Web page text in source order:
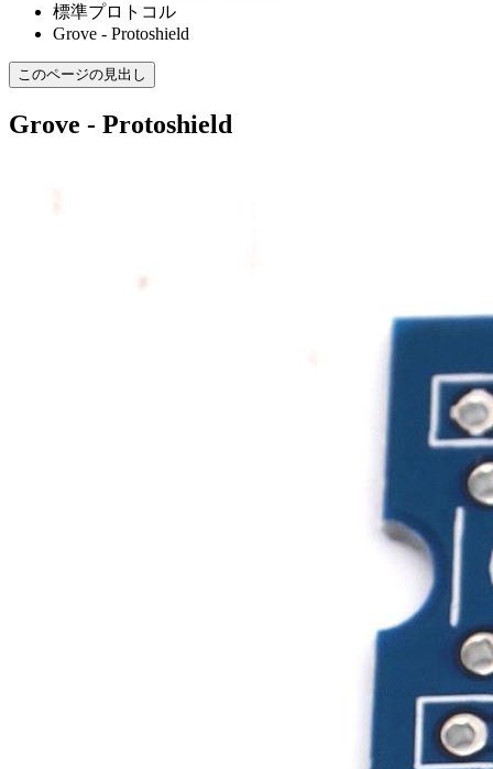
標準プロトコル
Grove - Protoshield
このページの見出し
Grove - Protoshield